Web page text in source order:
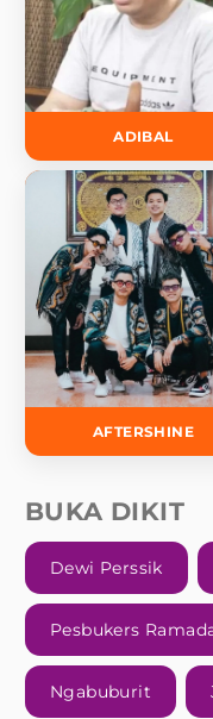
ADIBAL
AFTERSHINE
BUKA DIKIT
Dewi Perssik
Pesbukers
Ngabuburit